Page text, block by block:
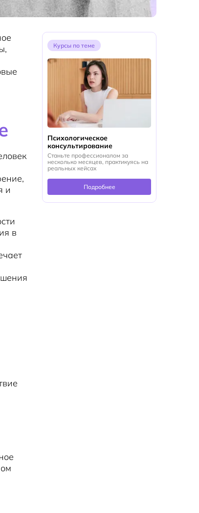
и
в
Курсы по теме
Психологическое
консультирование
Станьте профессионалом за
несколько месяцев, практикуясь на
реальных кейсах
Подробнее